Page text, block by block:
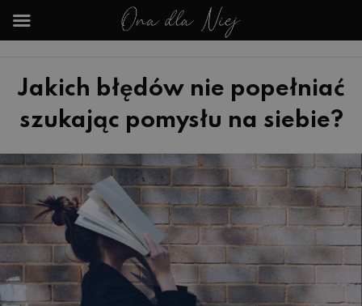
Jakich błędów nie popełniać
szukając pomysłu na siebie?